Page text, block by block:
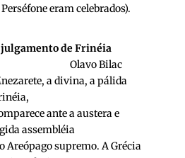
eram celebrados).
julgamento de Frinéia
Bilac
a divina, a pálida
ante a austera e
assembléia
Areópago supremo. A Grécia